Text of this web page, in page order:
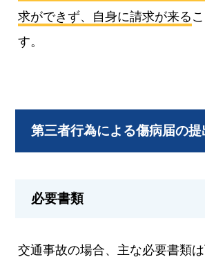
求ができず、自身に請求が来る
す。
第三者行為による傷病届の
必要書類
交通事故の場合、主な必要書類